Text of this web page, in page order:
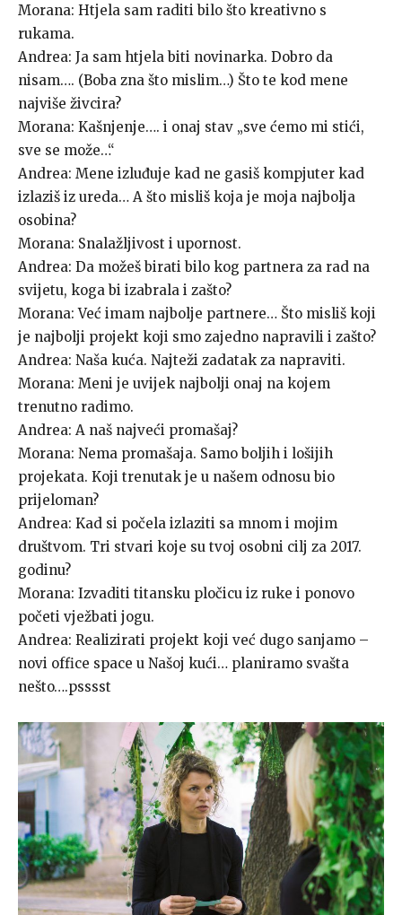
Morana: Htjela sam raditi bilo što kreativno s
rukama.
Andrea: Ja sam htjela biti novinarka. Dobro da
nisam…. (Boba zna što mislim…) Što te kod mene
najviše živcira?
Morana: Kašnjenje…. i onaj stav „sve ćemo mi stići,
sve se može…“
Andrea: Mene izluđuje kad ne gasiš kompjuter kad
izlaziš iz ureda… A što misliš koja je moja najbolja
osobina?
Morana: Snalažljivost i upornost.
Andrea: Da možeš birati bilo kog partnera za rad na
svijetu, koga bi izabrala i zašto?
Morana: Već imam najbolje partnere… Što misliš koji
je najbolji projekt koji smo zajedno napravili i zašto?
Andrea: Naša kuća. Najteži zadatak za napraviti.
Morana: Meni je uvijek najbolji onaj na kojem
trenutno radimo.
Andrea: A naš najveći promašaj?
Morana: Nema promašaja. Samo boljih i lošijih
projekata. Koji trenutak je u našem odnosu bio
prijeloman?
Andrea: Kad si počela izlaziti sa mnom i mojim
društvom. Tri stvari koje su tvoj osobni cilj za 2017.
godinu?
Morana: Izvaditi titansku pločicu iz ruke i ponovo
početi vježbati jogu.
Andrea: Realizirati projekt koji već dugo sanjamo –
novi office space u Našoj kući… planiramo svašta
nešto….psssst